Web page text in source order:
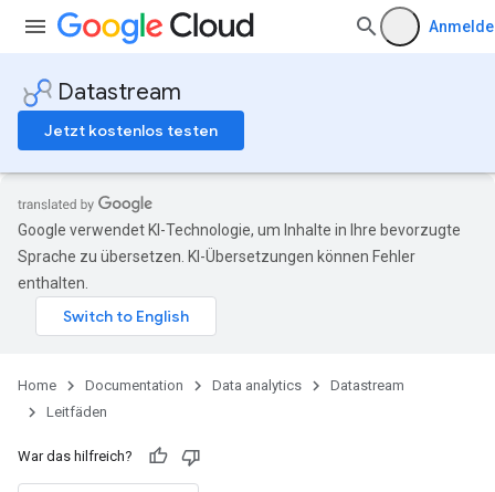
Datastream
Jetzt kostenlos testen
Google verwendet KI-Technologie, um Inhalte in Ihre bevorzugte
Sprache zu übersetzen. KI-Übersetzungen können Fehler
enthalten.
Home Documentation Data analytics
Datastream
Leitfäden
War das hilfreich?